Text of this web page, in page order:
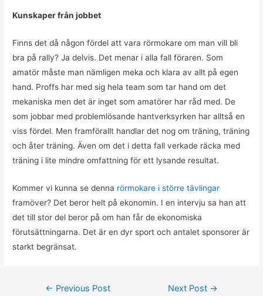
Kunskaper från jobbet
Finns det då någon fördel att vara rörmokare om man vill bli
bra på rally? Ja delvis. Det menar i alla fall föraren. Som
amatör måste man nämligen meka och klara av allt på egen
hand. Proffs har med sig hela team som tar hand om det
mekaniska men det är inget som amatörer har råd med. De
som jobbar med problemlösande hantverksyrken har alltså en
viss fördel. Men framförallt handlar det nog om träning, träning
och åter träning. Även om det i detta fall verkade räcka med
träning i lite mindre omfattning för ett lysande resultat.
Kommer vi kunna se denna rörmokare i större tävlingar
framöver? Det beror helt på ekonomin. I en intervju sa han att
det till stor del beror på om han får de ekonomiska
förutsättningarna. Det är en dyr sport och antalet sponsorer är
starkt begränsat.
Post
← Previous Post Next Post →